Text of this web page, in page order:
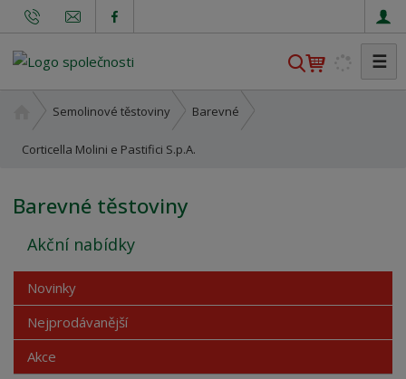
V
☰
v
o
í
t
r
a
n
a
Semolinové těstoviny Barevné
Corticella Molini e Pastifici S.p.A.
Barevné těstoviny
Akční nabídky
Novinky
Nejprodávanější
Akce